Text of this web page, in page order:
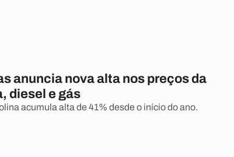
anuncia nova alta nos preços da
diesel e gás
acumula alta de 41% desde o início do ano.